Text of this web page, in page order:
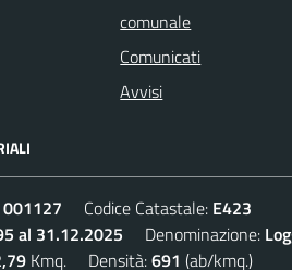
comunale
Comunicati
Avvisi
001127 Codice Catastale: E423
al 31.12.2025 Denominazione:
Kmq. Densità:691 (ab/kmq.)